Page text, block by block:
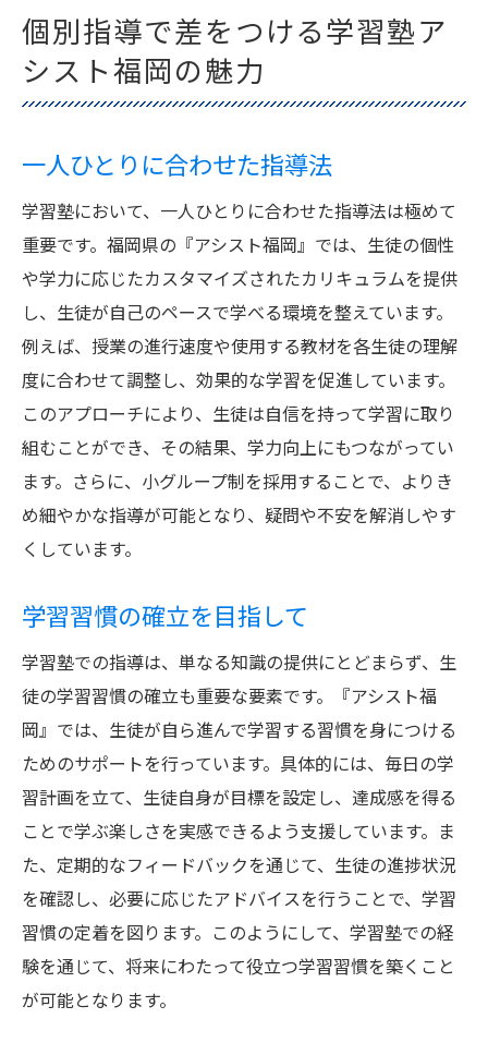
個別指導で差をつける学習塾ア
シスト福岡の魅力
一人ひとりに合わせた指導法
学習塾において、一人ひとりに合わせた指導法は極めて
重要です。福岡県の『アシスト福岡』では、生徒の個性
や学力に応じたカスタマイズされたカリキュラムを提供
し、生徒が自己のペースで学べる環境を整えています。
例えば、授業の進行速度や使用する教材を各生徒の理解
度に合わせて調整し、効果的な学習を促進しています。
このアプローチにより、生徒は自信を持って学習に取り
組むことができ、その結果、学力向上にもつながってい
ます。さらに、小グループ制を採用することで、よりき
め細やかな指導が可能となり、疑問や不安を解消しやす
くしています。
学習習慣の確立を目指して
学習塾での指導は、単なる知識の提供にとどまらず、生
徒の学習習慣の確立も重要な要素です。『アシスト福
岡』では、生徒が自ら進んで学習する習慣を身につける
ためのサポートを行っています。具体的には、毎日の学
習計画を立て、生徒自身が目標を設定し、達成感を得る
ことで学ぶ楽しさを実感できるよう支援しています。ま
た、定期的なフィードバックを通じて、生徒の進捗状況
を確認し、必要に応じたアドバイスを行うことで、学習
習慣の定着を図ります。このようにして、学習塾での経
験を通じて、将来にわたって役立つ学習習慣を築くこと
が可能となります。